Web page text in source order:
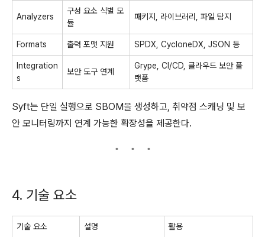
Analyzers
구성 요소 식별 모
듈
패키지, 라이브러리, 파일 탐지
Formats 출력 포맷 지원 SPDX, CycloneDX, JSON 등
Integration
s
보안 도구 연계
Grype, CI/CD, 클라우드 보안 플
랫폼
Syft는 단일 실행으로 SBOM을 생성하고, 취약점 스캐닝 및 보
안 모니터링까지 연계 가능한 확장성을 제공한다.
4. 기술 요소
기술 요소 설명 활용